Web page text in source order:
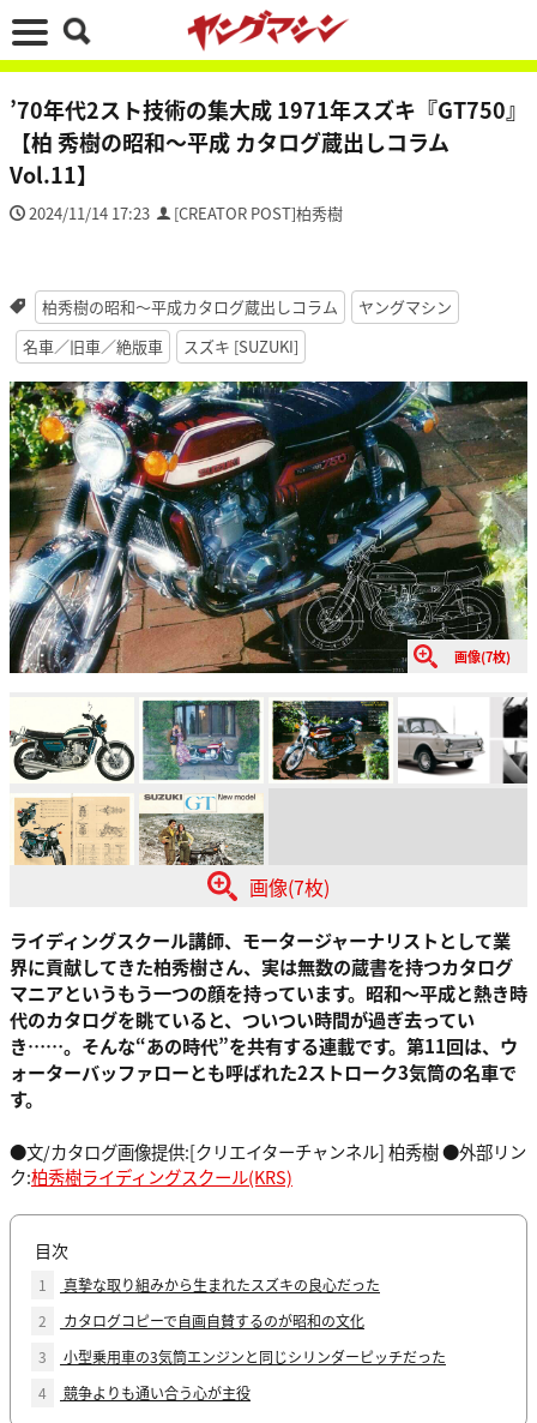
’70年代2スト技術の集大成 1971年スズキ『GT750』
【柏 秀樹の昭和～平成 カタログ蔵出しコラム
Vol.11】
2024/11/14 17:23 [CREATOR POST]柏秀樹
柏秀樹の昭和～平成カタログ蔵出しコラム
ヤングマシン
名車／旧車／絶版車
スズキ [SUZUKI]
画像(7枚)
画像(7枚)
ライディングスクール講師、モータージャーナリストとして業
界に貢献してきた柏秀樹さん、実は無数の蔵書を持つカタログ
マニアというもう一つの顔を持っています。昭和～平成と熱き時
代のカタログを眺ていると、ついつい時間が過ぎ去ってい
き……。そんな“あの時代”を共有する連載です。第11回は、ウ
ォーターバッファローとも呼ばれた2ストローク3気筒の名車で
す。
●文/カタログ画像提供:[クリエイターチャンネル] 柏秀樹 ●外部リン
ク:柏秀樹ライディングスクール(KRS)
目次
1
真摯な取り組みから生まれたスズキの良心だった
2
カタログコピーで自画自賛するのが昭和の文化
3
小型乗用車の3気筒エンジンと同じシリンダーピッチだった
4
競争よりも通い合う心が主役